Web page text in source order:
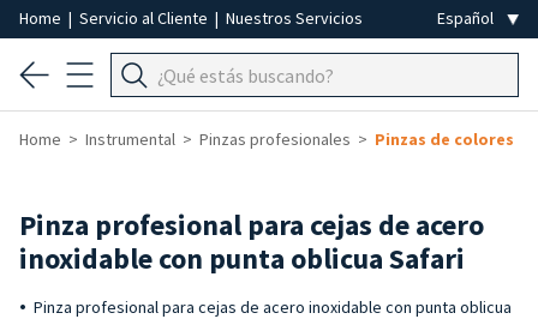
Home | Servicio al Cliente | Nuestros Servicios
Home Instrumental Pinzas profesionales Pinzas de colores
Pinza profesional para cejas de acero
inoxidable con punta oblicua Safari
Pinza profesional para cejas de acero inoxidable con punta oblicua